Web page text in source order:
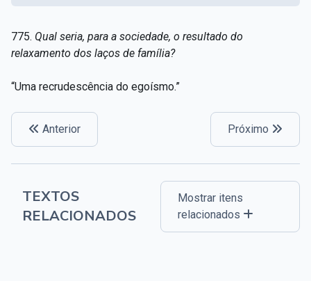
775. Qual seria, para a sociedade, o resultado do
relaxamento dos laços de família?
“Uma recrudescência do egoísmo.”
Anterior Próximo
TEXTOS
RELACIONADOS
Mostrar itens
relacionados